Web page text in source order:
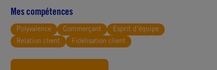
Mes compétences
Polyvalence Commerçant
Esprit d’équipe
Relation client
Fidélisation client